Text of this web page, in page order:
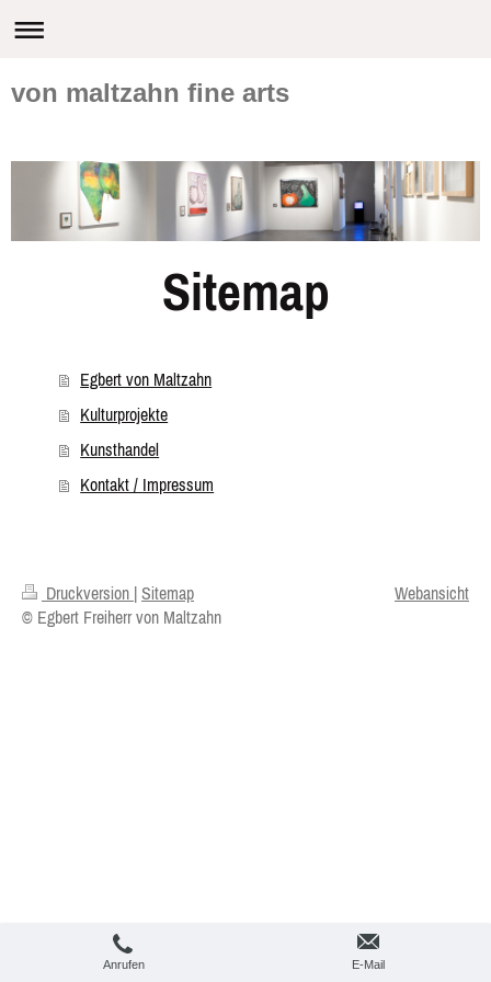
von maltzahn fine arts
Sitemap
Egbert von Maltzahn
Kulturprojekte
Kunsthandel
Kontakt / Impressum
Druckversion | Sitemap
© Egbert Freiherr von Maltzahn
Webansicht
Anrufen E-Mail